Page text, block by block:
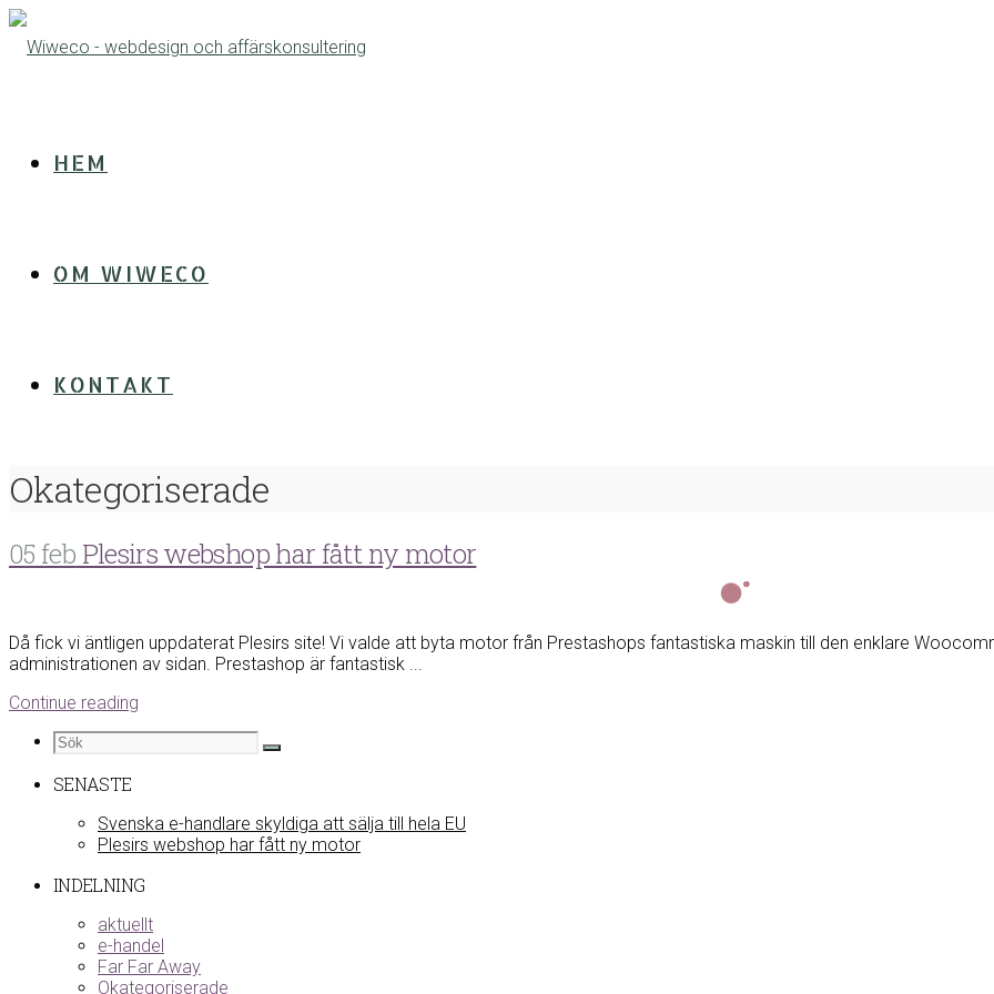
HEM
OM WIWECO
KONTAKT
Okategoriserade
05 feb Plesirs webshop har fått ny motor
Då fick vi äntligen uppdaterat Plesirs site! Vi valde att byta motor från Prestashops fantastiska maskin till den enklare
administrationen av sidan. Prestashop är fantastisk ...
Continue reading
SENASTE
Svenska e-handlare skyldiga att sälja till hela EU
Plesirs webshop har fått ny motor
INDELNING
aktuellt
e-handel
Far Far Away
Okategoriserade